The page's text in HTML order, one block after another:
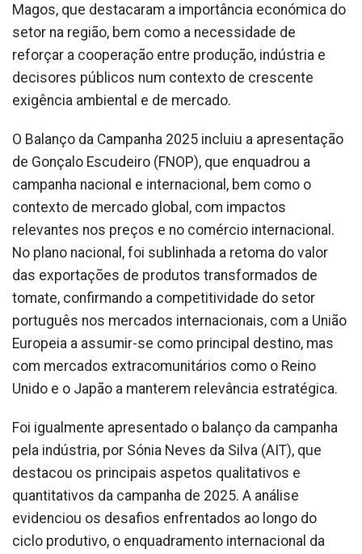
Magos, que destacaram a importância económica do
setor na região, bem como a necessidade de
reforçar a cooperação entre produção, indústria e
decisores públicos num contexto de crescente
exigência ambiental e de mercado.
O Balanço da Campanha 2025 incluiu a apresentação
de Gonçalo Escudeiro (FNOP), que enquadrou a
campanha nacional e internacional, bem como o
contexto de mercado global, com impactos
relevantes nos preços e no comércio internacional.
No plano nacional, foi sublinhada a retoma do valor
das exportações de produtos transformados de
tomate, confirmando a competitividade do setor
português nos mercados internacionais, com a União
Europeia a assumir-se como principal destino, mas
com mercados extracomunitários como o Reino
Unido e o Japão a manterem relevância estratégica.
Foi igualmente apresentado o balanço da campanha
pela indústria, por Sónia Neves da Silva (AIT), que
destacou os principais aspetos qualitativos e
quantitativos da campanha de 2025. A análise
evidenciou os desafios enfrentados ao longo do
ciclo produtivo, o enquadramento internacional da